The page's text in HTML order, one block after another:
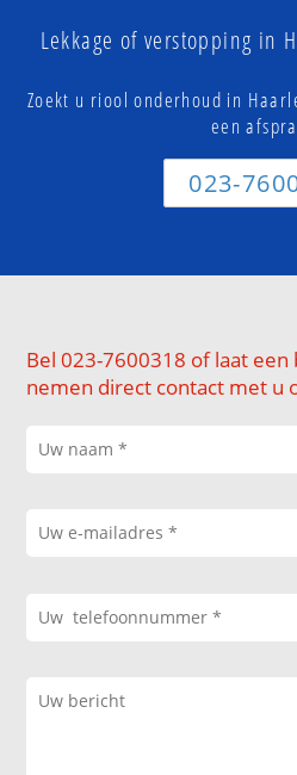
Lekkage of verstopping in
Zoekt u riool onderhoud in
een
023-
Bel 023-7600318 of laat
nemen direct contact met u